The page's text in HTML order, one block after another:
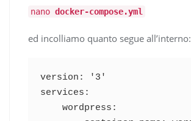
nano docker-compose.yml
ed incolliamo quanto segue all’interno:
version: '3'
services: